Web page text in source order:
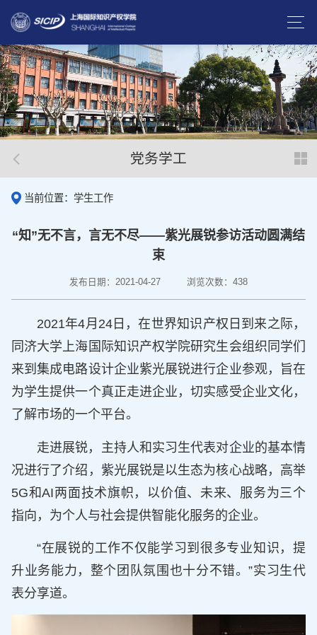
党务学工
当前位置：学生工作
“知”无不言，言无不尽——紫光展锐参访活动圆满结
束
发布日期：2021-04-27 浏览次数：438
2021年4月24日，在世界知识产权日到来之际，
同济大学上海国际知识产权学院研究生会组织同学们
来到集成电路设计企业紫光展锐进行企业参观，旨在
为学生提供一个真正走进企业，切实感受企业文化，
了解市场的一个平台。
走进展锐，主持人和实习生代表对企业的基本情
况进行了介绍，紫光展锐是以生态为核心战略，高举
5G和AI两面技术旗帜，以价值、未来、服务为三个
指向，为个人与社会提供智能化服务的企业。
“在展锐的工作不仅能学习到很多专业知识，提
升业务能力，整个团队氛围也十分不错。”实习生代
表分享道。